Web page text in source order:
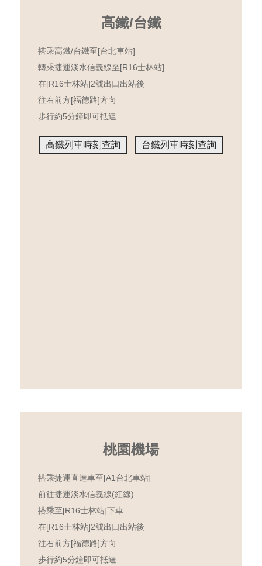
高鐵/台鐵
搭乘高鐵/台鐵至[台北車站]
轉乘捷運淡水信義線至[R16士林站]
在[R16士林站]2號出口出站後
往右前方[福德路]方向
步行約5分鐘即可抵達
高鐵列車時刻查詢 台鐵列車時刻查詢
桃園機場
搭乘捷運直達車至[A1台北車站]
前往捷運淡水信義線(紅線)
搭乘至[R16士林站]下車
在[R16士林站]2號出口出站後
往右前方[福德路]方向
步行約5分鐘即可抵達